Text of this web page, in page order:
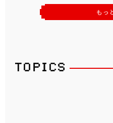
もっ